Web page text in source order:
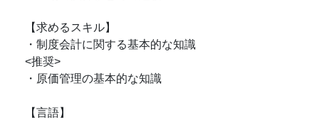
【求めるスキル】
・制度会計に関する基本的な知識
<推奨>
・原価管理の基本的な知識
【言語】